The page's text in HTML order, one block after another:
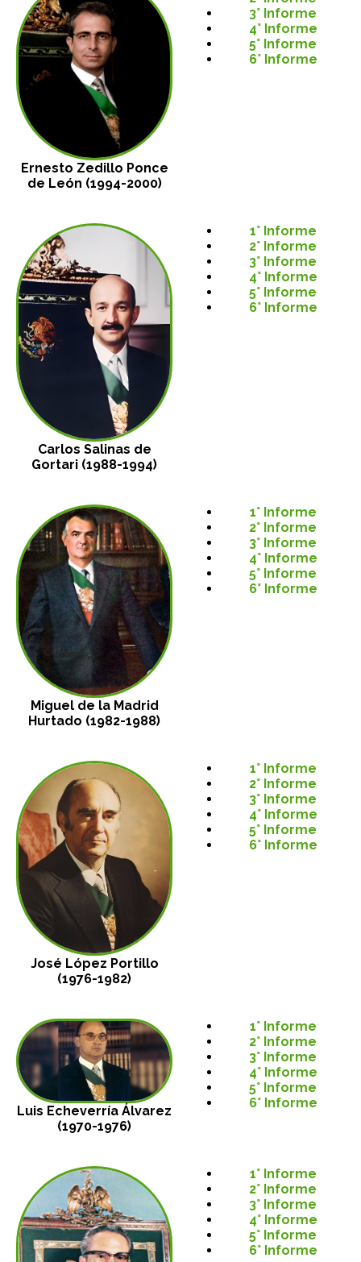
Ernesto Zedillo Ponce
de León (1994-2000)
3° Informe
4° Informe
5° Informe
6° Informe
Carlos Salinas de
Gortari (1988-1994)
1° Informe
2° Informe
3° Informe
4° Informe
5° Informe
6° Informe
Miguel de la Madrid
Hurtado (1982-1988)
1° Informe
2° Informe
3° Informe
4° Informe
5° Informe
6° Informe
José López Portillo
(1976-1982)
1° Informe
2° Informe
3° Informe
4° Informe
5° Informe
6° Informe
Luis Echeverría Álvarez
(1970-1976)
1° Informe
2° Informe
3° Informe
4° Informe
5° Informe
6° Informe
1° Informe
2° Informe
3° Informe
4° Informe
5° Informe
6° Informe